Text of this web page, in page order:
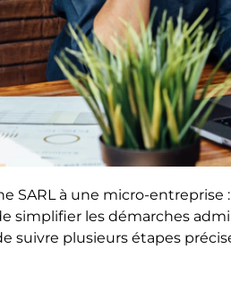
à une micro-entreprise
simplifier les démarches
suivre plusieurs étapes